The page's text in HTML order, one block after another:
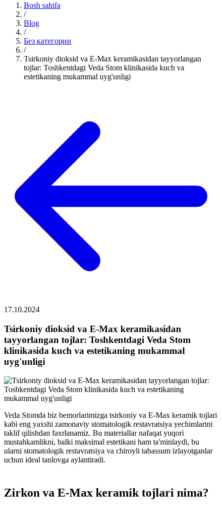
Bosh sahifa
/
Blog
/
Без категории
/
Tsirkoniy dioksid va E-Max keramikasidan tayyorlangan
tojlar: Toshkentdagi Veda Stom klinikasida kuch va
estetikaning mukammal uyg'unligi
17.10.2024
Tsirkoniy dioksid va E-Max keramikasidan
tayyorlangan tojlar: Toshkentdagi Veda Stom
klinikasida kuch va estetikaning mukammal
uyg'unligi
Veda Stomda biz bemorlarimizga tsirkoniy va E-Max keramik tojlari
kabi eng yaxshi zamonaviy stomatologik restavratsiya yechimlarini
taklif qilishdan faxrlanamiz. Bu materiallar nafaqat yuqori
mustahkamlikni, balki maksimal estetikani ham ta'minlaydi, bu
ularni stomatologik restavratsiya va chiroyli tabassum izlayotganlar
uchun ideal tanlovga aylantiradi.
Zirkon va E-Max keramik tojlari nima?